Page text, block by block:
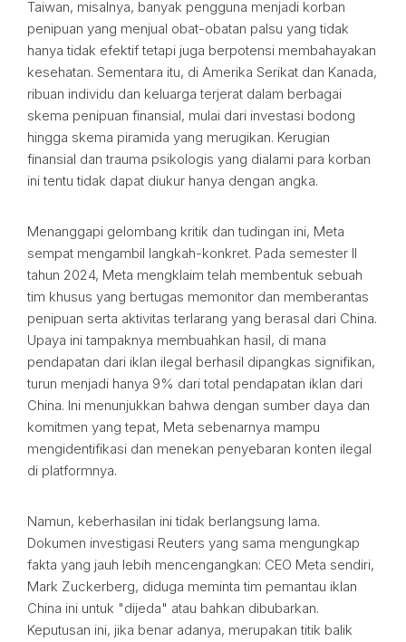
Taiwan, misalnya, banyak pengguna menjadi korban
penipuan yang menjual obat-obatan palsu yang tidak
hanya tidak efektif tetapi juga berpotensi membahayakan
kesehatan. Sementara itu, di Amerika Serikat dan Kanada,
ribuan individu dan keluarga terjerat dalam berbagai
skema penipuan finansial, mulai dari investasi bodong
hingga skema piramida yang merugikan. Kerugian
finansial dan trauma psikologis yang dialami para korban
ini tentu tidak dapat diukur hanya dengan angka.
Menanggapi gelombang kritik dan tudingan ini, Meta
sempat mengambil langkah-konkret. Pada semester II
tahun 2024, Meta mengklaim telah membentuk sebuah
tim khusus yang bertugas memonitor dan memberantas
penipuan serta aktivitas terlarang yang berasal dari China.
Upaya ini tampaknya membuahkan hasil, di mana
pendapatan dari iklan ilegal berhasil dipangkas signifikan,
turun menjadi hanya 9% dari total pendapatan iklan dari
China. Ini menunjukkan bahwa dengan sumber daya dan
komitmen yang tepat, Meta sebenarnya mampu
mengidentifikasi dan menekan penyebaran konten ilegal
di platformnya.
Namun, keberhasilan ini tidak berlangsung lama.
Dokumen investigasi Reuters yang sama mengungkap
fakta yang jauh lebih mencengangkan: CEO Meta sendiri,
Mark Zuckerberg, diduga meminta tim pemantau iklan
China ini untuk "dijeda" atau bahkan dibubarkan.
Keputusan ini, jika benar adanya, merupakan titik balik